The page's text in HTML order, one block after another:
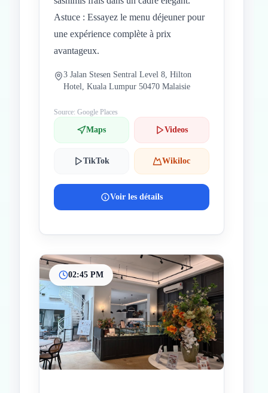
Astuce : Essayez le menu déjeuner pour
une expérience complète à prix
avantageux.
3 Jalan Stesen Sentral Level 8, Hilton
Hotel, Kuala Lumpur 50470 Malaisie
Source: Google Places
Maps Videos
TikTok Wikiloc
Voir les détails
02:45 PM